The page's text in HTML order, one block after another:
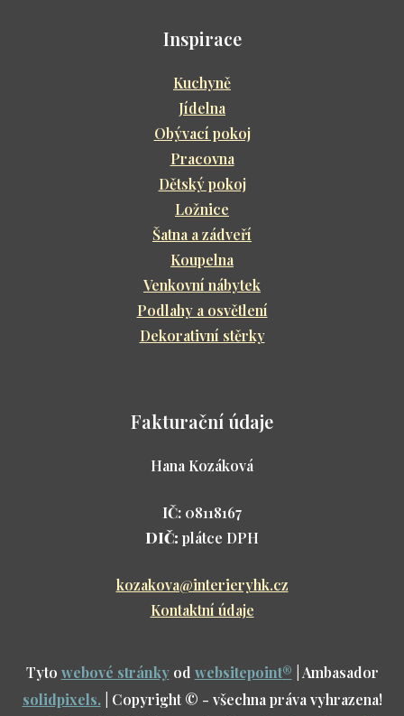
Inspirace
Kuchyně
Jídelna
Obývací pokoj
Pracovna
Dětský pokoj
Ložnice
Šatna a zádveří
Koupelna
Venkovní nábytek
Podlahy a osvětlení
Dekorativní stěrky
Fakturační údaje
Hana Kozáková
IČ: 08118167
DIČ: plátce DPH
kozakova@interieryhk.cz
Kontaktní údaje
Tyto webové stránkyod websitepoint® | Ambasador
solidpixels.| Copyright © - všechna práva vyhrazena!